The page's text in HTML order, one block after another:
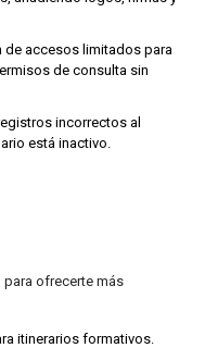
de accesos limitados para
de consulta sin
incorrectos al
está inactivo.
para ofrecerte más
itinerarios formativos.